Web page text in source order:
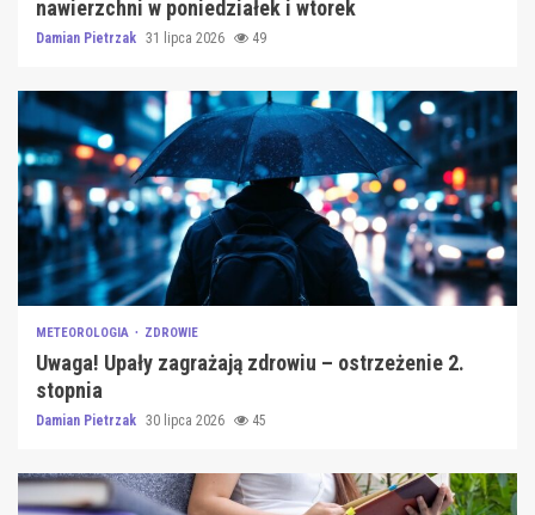
nawierzchni w poniedziałek i wtorek
Damian Pietrzak 31 lipca 2026 49
METEOROLOGIA ZDROWIE
Uwaga! Upały zagrażają zdrowiu – ostrzeżenie 2.
stopnia
Damian Pietrzak 30 lipca 2026 45